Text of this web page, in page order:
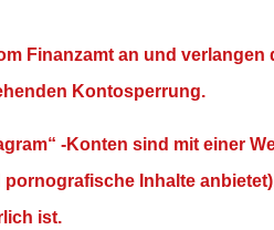
Finanzamt an und
Kontosperrung.
-Konten sind mit einer
Inhalte
ist.